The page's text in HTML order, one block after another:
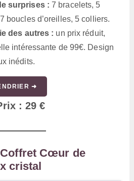
surprises : 7 bracelets, 5
boucles d’oreilles, 5 colliers.
des autres : un prix réduit,
intéressante de 99€. Design
inédits.
➜
: 29 €
Cœur de
cristal